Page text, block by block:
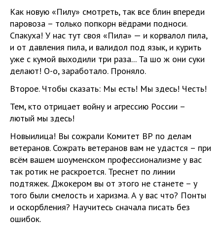
Как новую «Пилу» смотреть, так все блин впереди
паровоза – только попкорн вёдрами подноси.
Спакуха! У нас тут своя «Пила» — и корвалол пила,
и от давления пила, и валидол под язык, и курить
уже с кумой выходили три раза... Та шо ж они суки
делают! О-о, заработало. Проняло.
Второе. Чтобы сказать: Мы есть! Мы здесь! Честь!
Тем, кто отрицает войну и агрессию России –
лютый мы здесь!
Новыилица! Вы сожрали Комитет ВР по делам
ветеранов. Сожрать ветеранов вам не удастся – при
всём вашем шоуменском профессионализме у вас
так ротик не раскроется. Треснет по линии
подтяжек. Джокером вы от этого не станете – у
того были смелость и харизма. А у вас что? Понты
и оскорбления? Научитесь сначала писать без
ошибок.